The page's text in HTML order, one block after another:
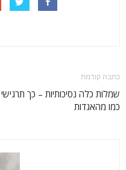
כתבה קודמת
שמלות כלה נסיכותיות – כך תרגישי
כמו מהאגדות